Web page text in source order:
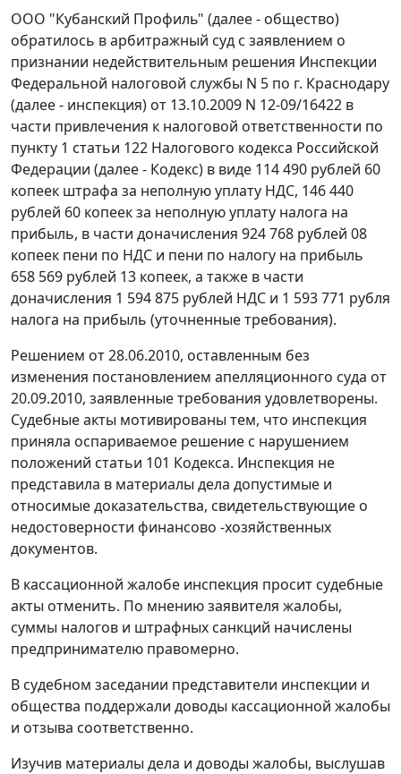
ООО "Кубанский Профиль" (далее - общество)
обратилось в арбитражный суд с заявлением о
признании недействительным решения Инспекции
Федеральной налоговой службы N 5 по г. Краснодару
(далее - инспекция) от 13.10.2009 N 12-09/16422 в
части привлечения к налоговой ответственности по
пункту 1 статьи 122 Налогового кодекса Российской
Федерации (далее - Кодекс) в виде 114 490 рублей 60
копеек штрафа за неполную уплату НДС, 146 440
рублей 60 копеек за неполную уплату налога на
прибыль, в части доначисления 924 768 рублей 08
копеек пени по НДС и пени по налогу на прибыль
658 569 рублей 13 копеек, а также в части
доначисления 1 594 875 рублей НДС и 1 593 771 рубля
налога на прибыль (уточненные требования).
Решением от 28.06.2010, оставленным без
изменения постановлением апелляционного суда от
20.09.2010, заявленные требования удовлетворены.
Судебные акты мотивированы тем, что инспекция
приняла оспариваемое решение с нарушением
положений статьи 101 Кодекса. Инспекция не
представила в материалы дела допустимые и
относимые доказательства, свидетельствующие о
недостоверности финансово -хозяйственных
документов.
В кассационной жалобе инспекция просит судебные
акты отменить. По мнению заявителя жалобы,
суммы налогов и штрафных санкций начислены
предпринимателю правомерно.
В судебном заседании представители инспекции и
общества поддержали доводы кассационной жалобы
и отзыва соответственно.
Изучив материалы дела и доводы жалобы, выслушав